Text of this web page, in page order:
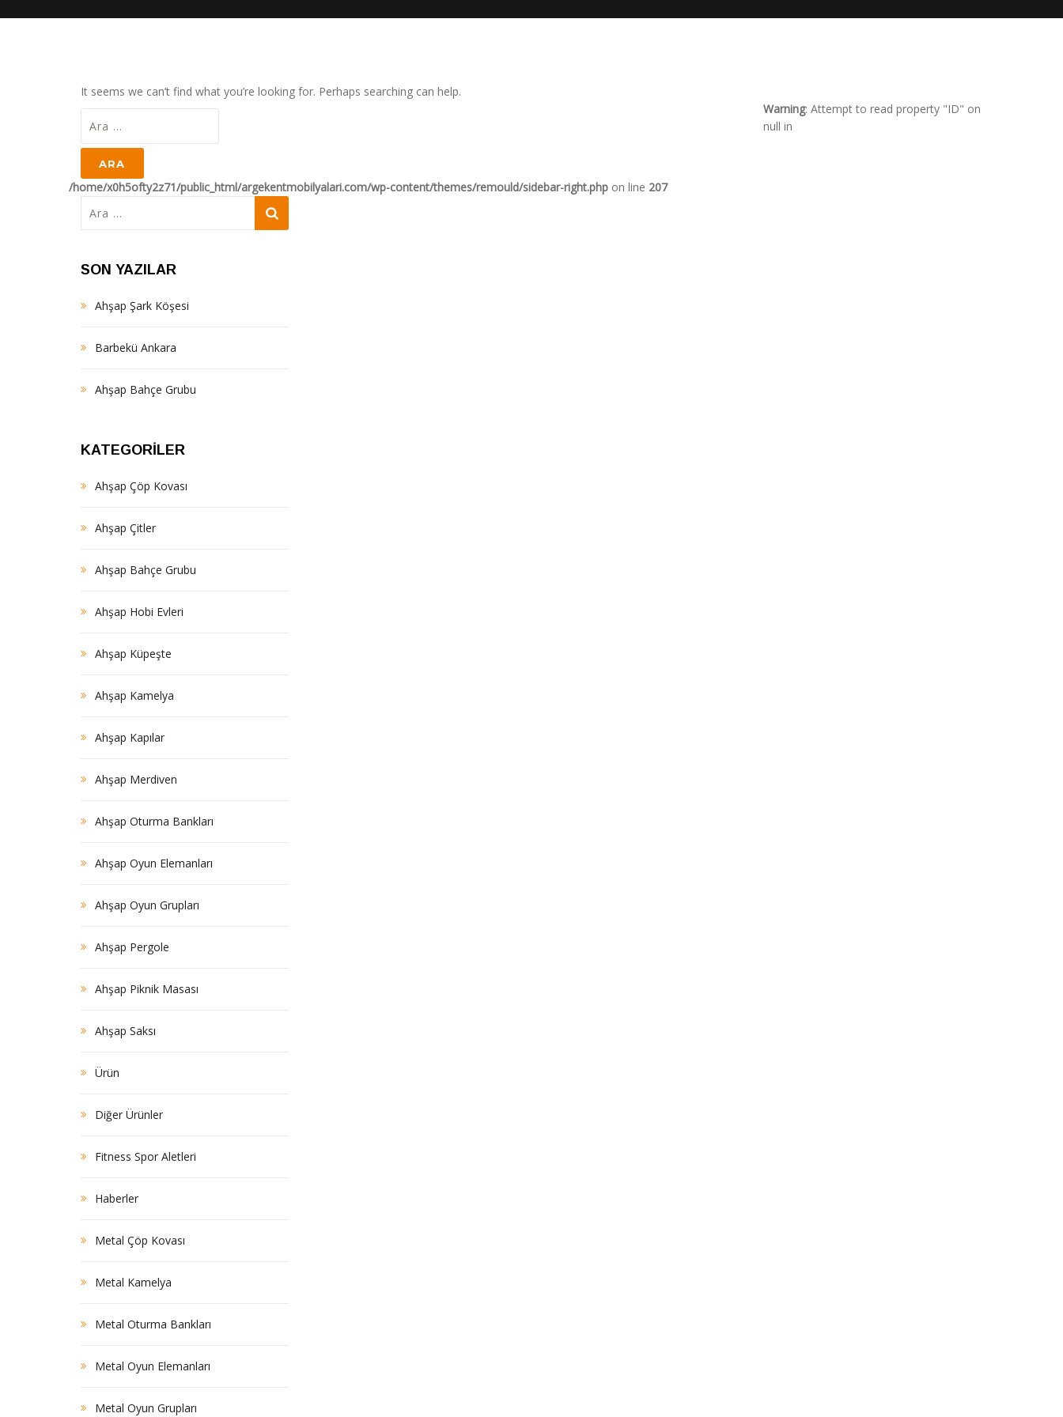
It seems we can’t find what you’re looking for. Perhaps searching can help.
Warning: Attempt to read property "ID" on
null in
/home/x0h5ofty2z71/public_html/argekentmobilyalari.com/wp-content/themes/remould/sidebar-right.php on line 207
SON YAZILAR
Ahşap Şark Köşesi
Barbekü Ankara
Ahşap Bahçe Grubu
KATEGORILER
Ahşap Çöp Kovası
Ahşap Çitler
Ahşap Bahçe Grubu
Ahşap Hobi Evleri
Ahşap Küpeşte
Ahşap Kamelya
Ahşap Kapılar
Ahşap Merdiven
Ahşap Oturma Bankları
Ahşap Oyun Elemanları
Ahşap Oyun Grupları
Ahşap Pergole
Ahşap Piknik Masası
Ahşap Saksı
Ürün
Diğer Ürünler
Fitness Spor Aletleri
Haberler
Metal Çöp Kovası
Metal Kamelya
Metal Oturma Bankları
Metal Oyun Elemanları
Metal Oyun Grupları